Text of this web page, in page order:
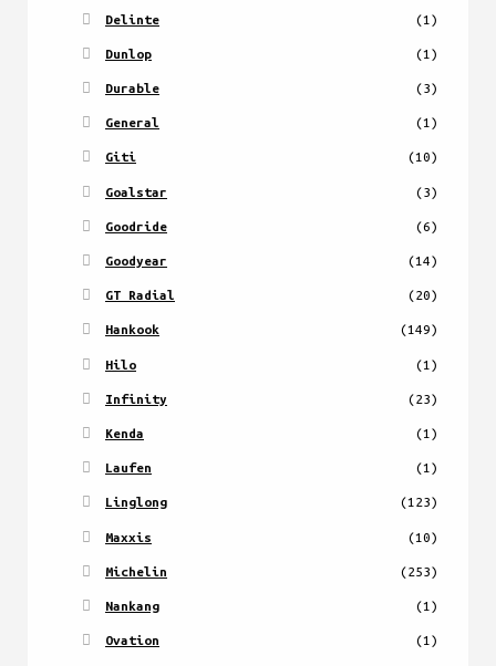
Delinte (1)
Dunlop (1)
Durable (3)
General (1)
Giti (10)
Goalstar (3)
Goodride (6)
Goodyear (14)
GT Radial (20)
Hankook (149)
Hilo (1)
Infinity (23)
Kenda (1)
Laufen (1)
Linglong (123)
Maxxis (10)
Michelin (253)
Nankang (1)
Ovation (1)